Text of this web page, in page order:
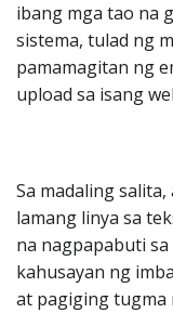
ibang mga tao na
sistema, tulad ng
pamamagitan ng
upload sa isang
Sa madaling
lamang linya sa
na nagpapabuti
kahusayan ng
at pagiging tugma